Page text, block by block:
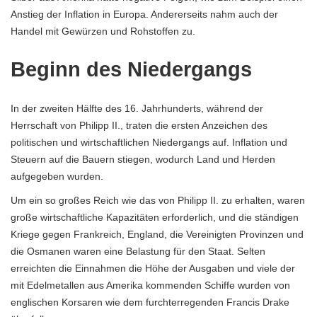
Anstieg der Inflation in Europa. Andererseits nahm auch der
Handel mit Gewürzen und Rohstoffen zu.
Beginn des Niedergangs
In der zweiten Hälfte des 16. Jahrhunderts, während der
Herrschaft von Philipp II., traten die ersten Anzeichen des
politischen und wirtschaftlichen Niedergangs auf. Inflation und
Steuern auf die Bauern stiegen, wodurch Land und Herden
aufgegeben wurden.
Um ein so großes Reich wie das von Philipp II. zu erhalten, waren
große wirtschaftliche Kapazitäten erforderlich, und die ständigen
Kriege gegen Frankreich, England, die Vereinigten Provinzen und
die Osmanen waren eine Belastung für den Staat. Selten
erreichten die Einnahmen die Höhe der Ausgaben und viele der
mit Edelmetallen aus Amerika kommenden Schiffe wurden von
englischen Korsaren wie dem furchterregenden Francis Drake